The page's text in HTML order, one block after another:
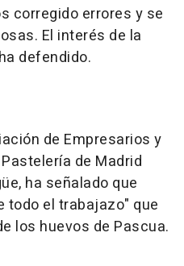
corregido errores y se
El interés de la
defendido.
de Empresarios y
de Madrid
ha señalado que
todo el trabajazo" que
los huevos de Pascua.